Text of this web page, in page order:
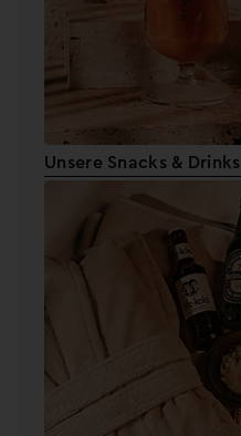
Unsere Snacks & Drinks